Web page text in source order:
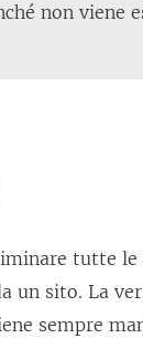
non viene
tutte
un sito. La
sempre